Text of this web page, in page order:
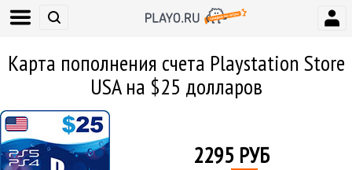
Карта пополнения счета Playstation Store
USA на $25 долларов
2295РУБ